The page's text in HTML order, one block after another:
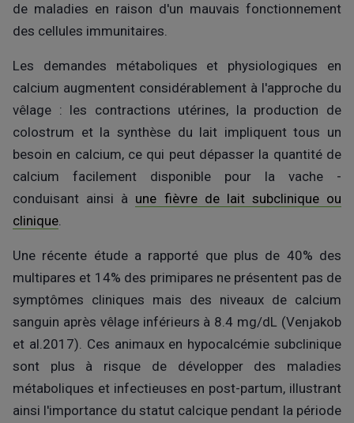
de maladies en raison d'un mauvais fonctionnement
des cellules immunitaires.
Les demandes métaboliques et physiologiques en
calcium augmentent considérablement à l'approche du
vêlage : les contractions utérines, la production de
colostrum et la synthèse du lait impliquent tous un
besoin en calcium, ce qui peut dépasser la quantité de
calcium facilement disponible pour la vache -
conduisant ainsi à une fièvre de lait subclinique ou
clinique
Une récente étude a rapporté que plus de 40% des
multipares et 14% des primipares ne présentent pas de
symptômes cliniques mais des niveaux de calcium
sanguin après vêlage inférieurs à 8.4 mg/dL (Venjakob
et al.2017). Ces animaux en hypocalcémie subclinique
sont plus à risque de développer des maladies
métaboliques et infectieuses en post-partum, illustrant
ainsi l'importance du statut calcique pendant la période